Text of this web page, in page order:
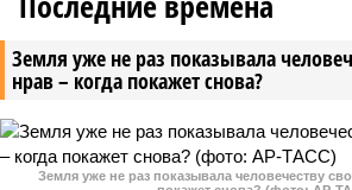
Земля уже не раз показывала
нрав – когда покажет снова?
Земля уже не раз показывала человечеству